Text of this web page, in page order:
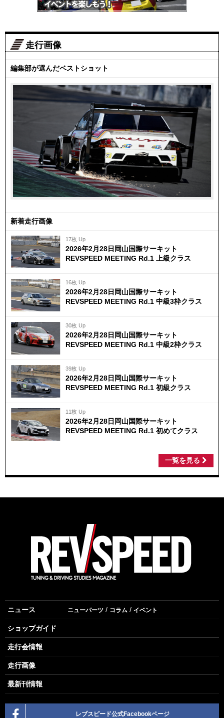
走行画像
編集部が選んだベストショット
新着走行画像
17枚 Up
2026年2月28日岡山国際サーキット
REVSPEED MEETING Rd.1 上級クラス
16枚 Up
2026年2月28日岡山国際サーキット
REVSPEED MEETING Rd.1 中級3枠クラス
30枚 Up
2026年2月28日岡山国際サーキット
REVSPEED MEETING Rd.1 中級2枠クラス
39枚 Up
2026年2月28日岡山国際サーキット
REVSPEED MEETING Rd.1 初級クラス
11枚 Up
2026年2月28日岡山国際サーキット
REVSPEED MEETING Rd.1 初めてクラス
一覧を見る
ニュース ニューパーツ コラム イベント
ショップガイド
走行会情報
走行画像
最新刊情報
レブスピード公式Facebookページ